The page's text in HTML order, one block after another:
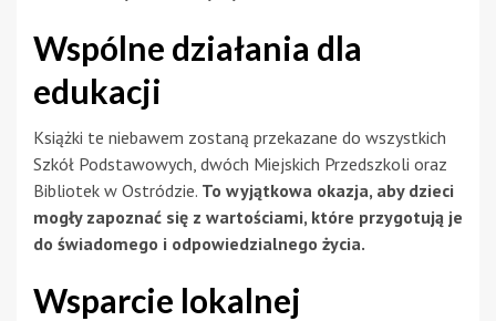
Wspólne działania dla
edukacji
Książki te niebawem zostaną przekazane do wszystkich
Szkół Podstawowych, dwóch Miejskich Przedszkoli oraz
Bibliotek w Ostródzie. To wyjątkowa okazja, aby dzieci
mogły zapoznać się z wartościami, które przygotują je
do świadomego i odpowiedzialnego życia.
Wsparcie lokalnej